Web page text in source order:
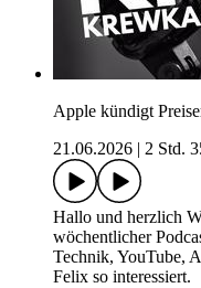
Apple kündigt
21.06.2026
2 Std.
Hallo und herzlich
wöchentlicher
Technik, YouTube,
Felix so interessiert.